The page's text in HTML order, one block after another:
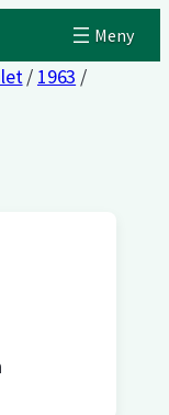
/ 1963 /